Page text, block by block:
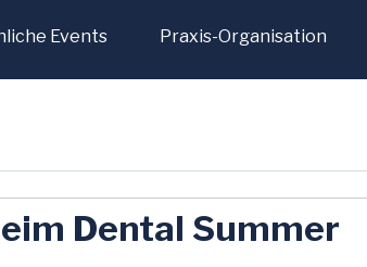
Events Praxis-Organisation
Dental Summer